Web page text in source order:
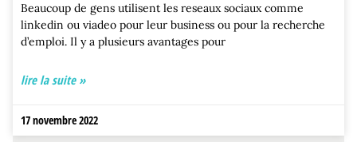
Beaucoup de gens utilisent les reseaux sociaux comme
linkedin ou viadeo pour leur business ou pour la recherche
d’emploi. Il y a plusieurs avantages pour
lire la suite »
17 novembre 2022